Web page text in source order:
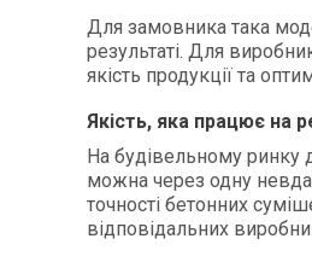
Для замовника така
результаті. Для
якість продукції та
Якість, яка працює на
На будівельному ринку
можна через одну
точності бетонних
відповідальних